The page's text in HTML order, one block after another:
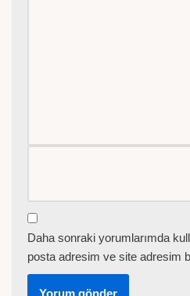
Daha sonraki yorumlarımda
posta adresim ve site adresim